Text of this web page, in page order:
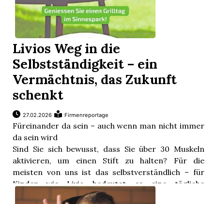
Livios Weg in die
Selbstständigkeit – ein
Vermächtnis, das Zukunft
schenkt
27.02.2026 Firmenreportage
Füreinander da sein – auch wenn man nicht immer
da sein wird
Sind Sie sich bewusst, dass Sie über 30 Muskeln
aktivieren, um einen Stift zu halten? Für die
meisten von uns ist das selbstverständlich – für
Kinder wie Livio bedeutet es eine tägliche
Herausforderung.